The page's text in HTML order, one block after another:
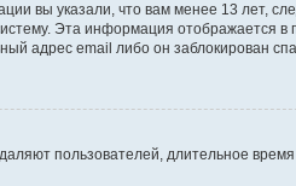
вы указали, что вам менее 13 лет,
Эта информация отображается в
адрес email либо он заблокирован
пользователей, длительное